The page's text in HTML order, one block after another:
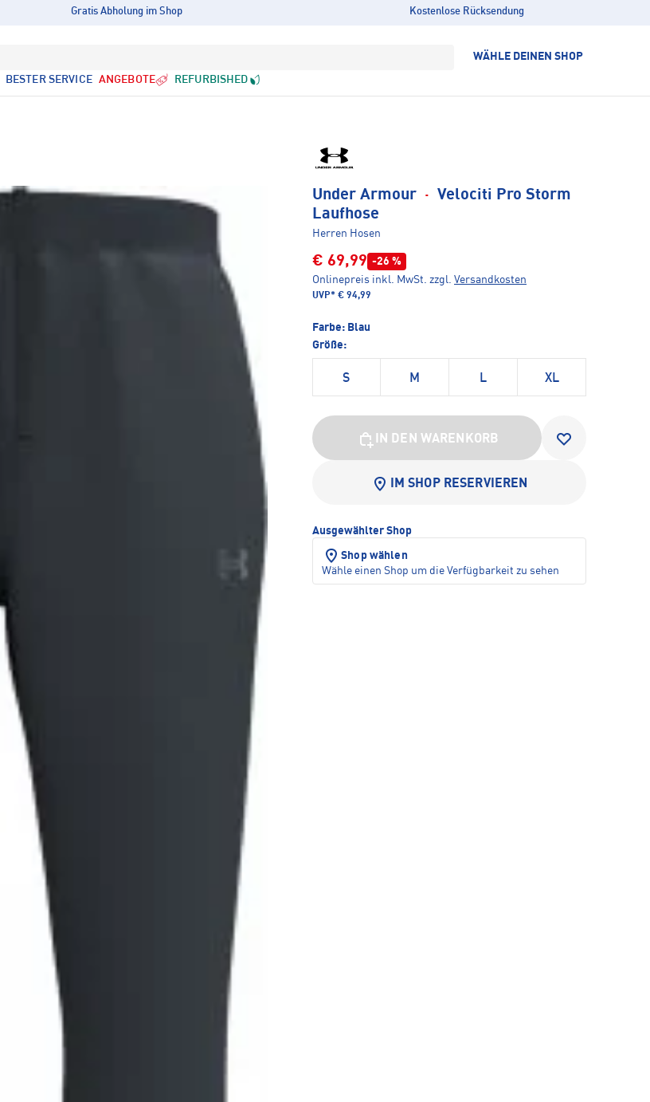
Gratis Abholung im Shop Kostenlose Rücksendung
WÄHLE DEINEN SHOP
BESTER SERVICE ANGEBOTE REFURBISHED
Under Armour · Velociti Pro Storm
Laufhose
Herren Hosen
€ 69,99 -26 %
Onlinepreis inkl. MwSt. zzgl. Versandkosten
UVP* € 94,99
Farbe: Blau
Größe:
S M L XL
IN DEN WARENKORB
IM SHOP RESERVIEREN
Ausgewählter Shop
Shop wählen
Wähle einen Shop um die Verfügbarkeit zu sehen